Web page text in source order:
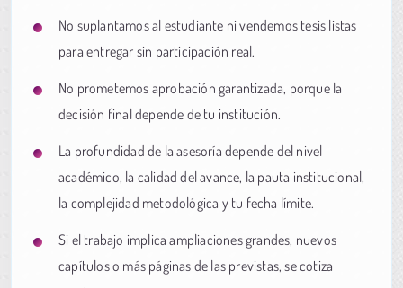
No suplantamos al estudiante ni vendemos tesis listas
para entregar sin participación real.
No prometemos aprobación garantizada, porque la
decisión final depende de tu institución.
La profundidad de la asesoría depende del nivel
académico, la calidad del avance, la pauta institucional,
la complejidad metodológica y tu fecha límite.
Si el trabajo implica ampliaciones grandes, nuevos
capítulos o más páginas de las previstas, se cotiza